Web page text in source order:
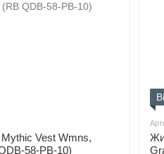
Vest Wmns,
58-PB-10)